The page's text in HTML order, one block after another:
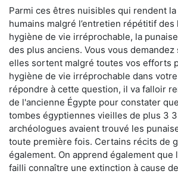
Parmi ces êtres nuisibles qui rendent
humains malgré l’entretien répétitif
hygiène de vie irréprochable, la
des plus anciens. Vous vous demandez
elles sortent malgré toutes vos efforts
hygiène de vie irréprochable dans
répondre à cette question, il va falloir
de l'ancienne Égypte pour constater
tombes égyptiennes vieilles de plus 3
archéologues avaient trouvé les
toute première fois. Certains récits de
également. On apprend également que
failli connaître une extinction à cause de